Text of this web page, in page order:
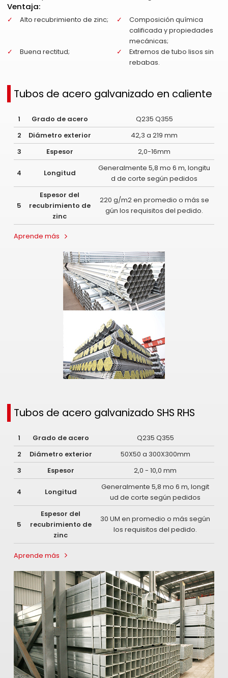
Ventaja:
Alto recubrimiento de zinc;
Composición química
calificada y propiedades
mecánicas;
Buena rectitud;
Extremos de tubo lisos sin
rebabas.
Tubos de acero galvanizado en caliente
1 Grado de acero
Q235 Q355
2
Diámetro exterior
42,3 a 219 mm
3
Espesor 2,0-16mm
4 Longitud
Generalmente 5,8 mo 6 m, longitu
d de corte según pedidos
5
Espesor del
recubrimiento de
zinc
220 g/m2 en promedio o más se
gún los requisitos del pedido.
Aprende más
Tubos de acero galvanizado SHS RHS
1 Grado de acero
Q235 Q355
2
Diámetro exterior
50X50 a 300X300mm
3
Espesor 2,0 - 10,0 mm
4 Longitud
Generalmente 5,8 mo 6 m, longit
ud de corte según pedidos
5
Espesor del
recubrimiento de
zinc
30 UM en promedio o más según
los requisitos del pedido.
Aprende más